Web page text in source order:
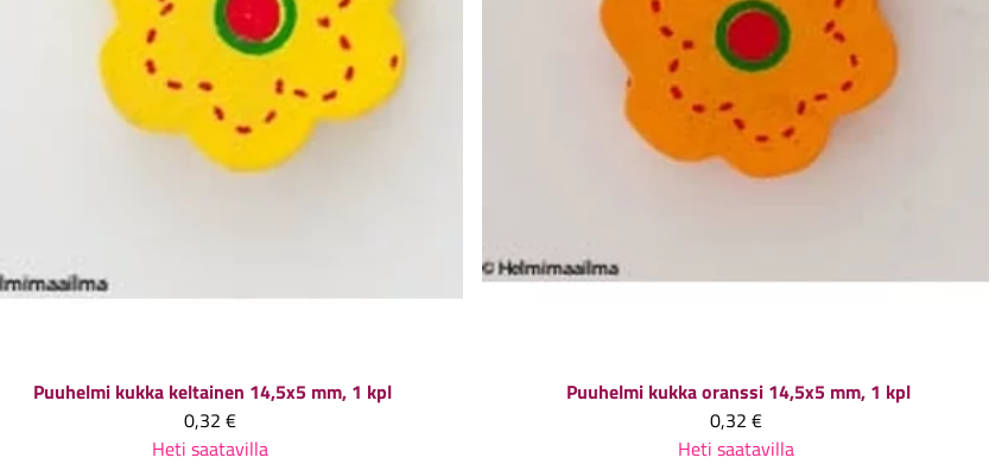
Puuhelmi kukka keltainen 14,5x5 mm, 1 kpl
0,32 €
Heti saatavilla
Puuhelmi kukka oranssi 14,5x5 mm, 1 kpl
0,32 €
Heti saatavilla